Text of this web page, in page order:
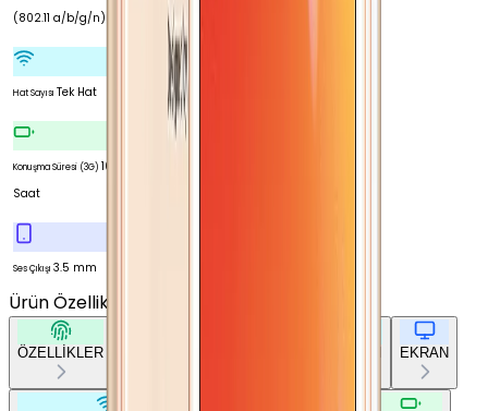
(802.11 a/b/g/n)
Hat Sayısı Tek Hat
Konuşma Süresi (3G) 10
Saat
Ses Çıkışı 3.5 mm
Ürün Özellikleri
ÖZELLİKLER EKRAN